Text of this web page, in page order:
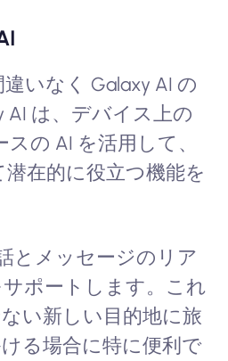
いなく Galaxy AI の
AI は、デバイス上の
の AI を活用して、
在的に役立つ機能を
とメッセージのリア
ポートします。これ
い新しい目的地に旅
る場合に特に便利で